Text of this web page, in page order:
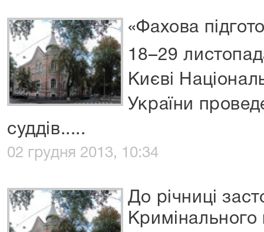
«Фахова
18–29
Києві
України
суддів.....
02 грудня 2013, 10:34
До річниці